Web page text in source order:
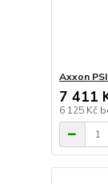
Axxon
7 411
6 125 Kč